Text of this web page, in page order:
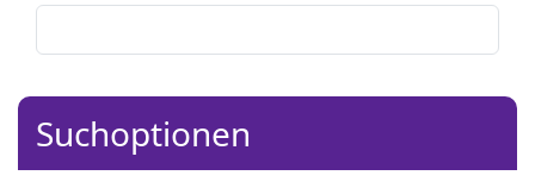
Suchoptionen